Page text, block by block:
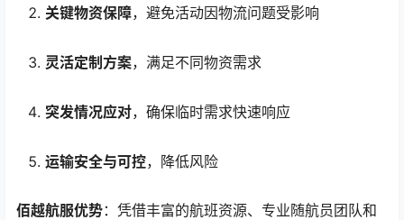
关键物资保障，避免活动因物流问题受影响
灵活定制方案，满足不同物资需求
突发情况应对，确保临时需求快速响应
运输安全与可控，降低风险
佰越航服优势：凭借丰富的航班资源、专业随航员团队和